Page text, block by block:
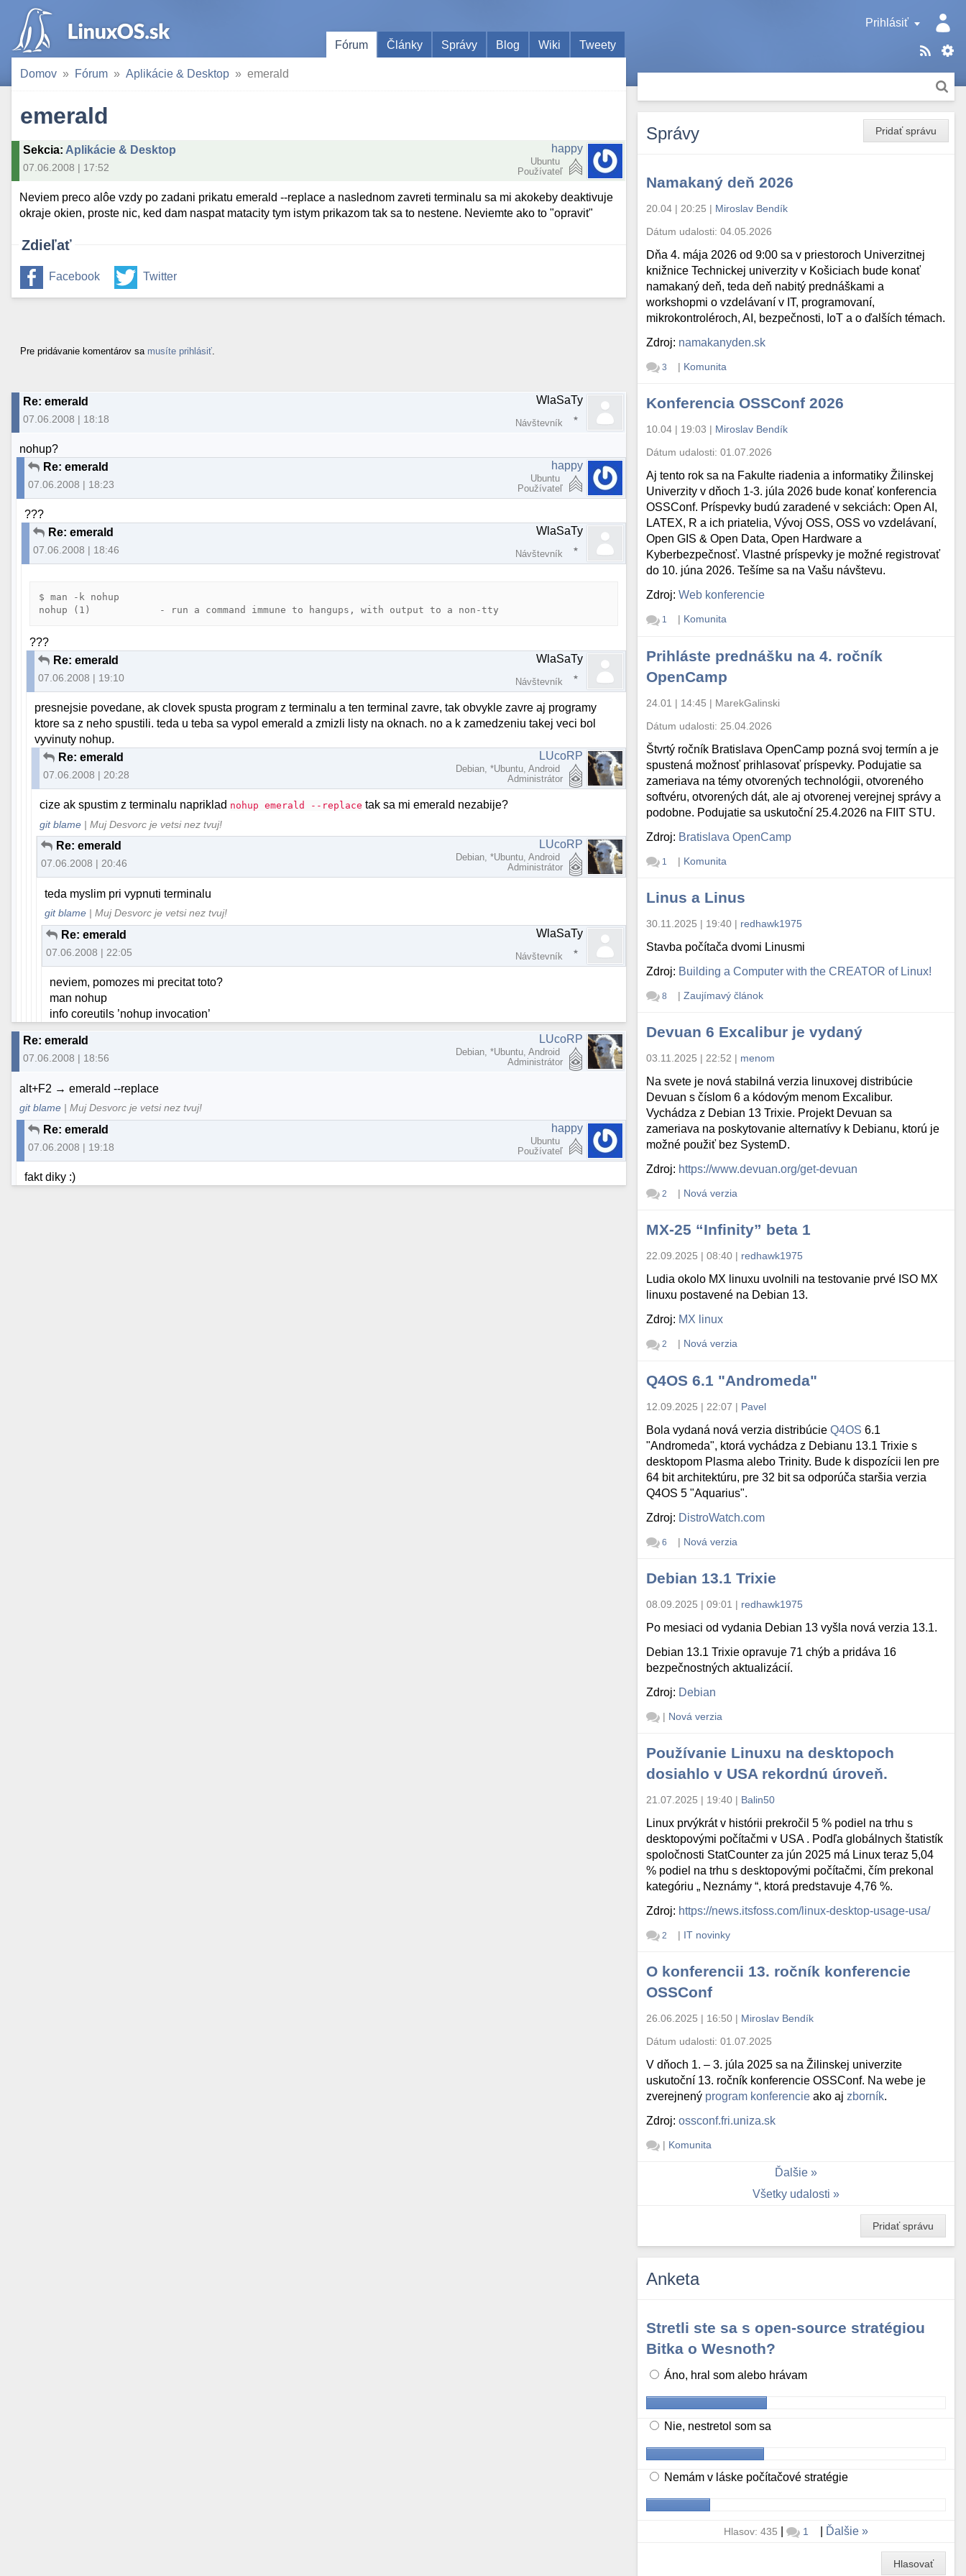
Prihlásiť
Fórum
Články Správy Blog Wiki Tweety
Domov Fórum Aplikácie & Desktop emerald
emerald
Sekcia: Aplikácie & Desktop
07.06.2008 | 17:52
happy
Ubuntu
Používateľ
Neviem preco alôe vzdy po zadani prikatu emerald --replace a naslednom zavreti terminalu sa mi akokeby deaktivuje
okraje okien, proste nic, ked dam naspat matacity tym istym prikazom tak sa to nestene. Neviemte ako to "opravit"
Zdieľať
Facebook Twitter
Pre pridávanie komentárov sa musíte prihlásiť
Re: emerald
07.06.2008 | 18:18
WlaSaTy
Návštevník
nohup?
Re: emerald
07.06.2008 | 18:23
happy
Ubuntu
Používateľ
???
Re: emerald
07.06.2008 | 18:46
WlaSaTy
Návštevník
$ man -k nohup
???
Re: emerald
07.06.2008 | 19:10
WlaSaTy
Návštevník
presnejsie povedane, ak clovek spusta program z terminalu a ten terminal zavre, tak obvykle zavre aj programy
ktore sa z neho spustili. teda u teba sa vypol emerald a zmizli listy na oknach. no a k zamedzeniu takej veci bol
vyvinuty nohup.
Re: emerald
07.06.2008 | 20:28
LUcoRP
Debian, *Ubuntu, Android
Administrátor
cize ak spustim z terminalu napriklad nohup emerald --replace tak sa mi emerald nezabije?
git blame | Muj Desvorc je vetsi nez tvuj!
Re: emerald
07.06.2008 | 20:46
LUcoRP
Debian, *Ubuntu, Android
Administrátor
teda myslim pri vypnuti terminalu
git blame | Muj Desvorc je vetsi nez tvuj!
Re: emerald
07.06.2008 | 22:05
WlaSaTy
Návštevník
neviem, pomozes mi precitat toto?
man nohup
info coreutils ’nohup invocation’
Re: emerald
07.06.2008 | 18:56
LUcoRP
Debian, *Ubuntu, Android
Administrátor
alt+F2 → emerald --replace
git blame | Muj Desvorc je vetsi nez tvuj!
Re: emerald
07.06.2008 | 19:18
happy
Ubuntu
Používateľ
fakt diky :)
Pridať správu
Správy
Namakaný deň 2026
20.04 | 20:25 | Miroslav Bendík
Dátum udalosti:04.05.2026
Dňa 4. mája 2026 od 9:00 sa v priestoroch Univerzitnej
knižnice Technickej univerzity v Košiciach bude konať
namakaný deň, teda deň nabitý prednáškami a
workshopmi o vzdelávaní v IT, programovaní,
mikrokontroléroch, AI, bezpečnosti, IoT a o ďalších témach.
Zdroj: namakanyden.sk
3 | Komunita
Konferencia OSSConf 2026
10.04 | 19:03 | Miroslav Bendík
Dátum udalosti:01.07.2026
Aj tento rok sa na Fakulte riadenia a informatiky Žilinskej
Univerzity v dňoch 1-3. júla 2026 bude konať konferencia
OSSConf. Príspevky budú zaradené v sekciách: Open AI,
LATEX, R a ich priatelia, Vývoj OSS, OSS vo vzdelávaní,
Open GIS & Open Data, Open Hardware a
Kyberbezpečnosť. Vlastné príspevky je možné registrovať
do 10. júna 2026. Tešíme sa na Vašu návštevu.
Zdroj:Web konferencie
1 | Komunita
Prihláste prednášku na 4. ročník
OpenCamp
24.01 | 14:45 | MarekGalinski
Dátum udalosti: 25.04.2026
Štvrtý ročník Bratislava OpenCamp pozná svoj termín a je
spustená možnosť prihlasovať príspevky. Podujatie sa
zameriava na témy otvorených technológii, otvoreného
softvéru, otvorených dát, ale aj otvorenej verejnej správy a
podobne. Podujatie sa uskutoční 25.4.2026 na FIIT STU.
Zdroj: Bratislava OpenCamp
1 | Komunita
Linus a Linus
30.11.2025 | 19:40 | redhawk1975
Stavba počítača dvomi Linusmi
Zdroj: Building a Computer with the CREATOR of Linux!
8 | Zaujímavý článok
Devuan 6 Excalibur je vydaný
03.11.2025 | 22:52 | menom
Na svete je nová stabilná verzia linuxovej distribúcie
Devuan s číslom 6 a kódovým menom Excalibur.
Vychádza z Debian 13 Trixie. Projekt Devuan sa
zameriava na poskytovanie alternatívy k Debianu, ktorú je
možné použiť bez SystemD.
Zdroj: https://www.devuan.org/get-devuan
2 | Nová verzia
MX-25 “Infinity” beta 1
22.09.2025 | 08:40 | redhawk1975
Ludia okolo MX linuxu uvolnili na testovanie prvé ISO MX
linuxu postavené na Debian 13.
Zdroj: MX linux
2 | Nová verzia
Q4OS 6.1 "Andromeda"
12.09.2025 | 22:07 | Pavel
Bola vydaná nová verzia distribúcieQ4OS 6.1
"Andromeda", ktorá vychádza z Debianu 13.1 Trixie s
desktopom Plasma alebo Trinity. Bude k dispozícii len pre
64 bit architektúru, pre 32 bit sa odporúča staršia verzia
Q4OS 5 "Aquarius".
Zdroj: DistroWatch.com
6 | Nová verzia
Debian 13.1 Trixie
08.09.2025 | 09:01 | redhawk1975
Po mesiaci od vydania Debian 13 vyšla nová verzia 13.1.
Debian 13.1 Trixie opravuje 71 chýb a pridáva 16
bezpečnostných aktualizácií.
Zdroj: Debian
| Nová verzia
Používanie Linuxu na desktopoch
dosiahlo v USA rekordnú úroveň.
21.07.2025 | 19:40 | Balin50
Linux prvýkrát v histórii prekročil 5 % podiel na trhu s
desktopovými počítačmi v USA . Podľa globálnych štatistík
spoločnosti StatCounter za jún 2025 má Linux teraz 5,04
% podiel na trhu s desktopovými počítačmi, čím prekonal
kategóriu „ Neznámy “, ktorá predstavuje 4,76 %.
Zdroj: https://news.itsfoss.com/linux-desktop-usage-usa/
2 | IT novinky
O konferencii 13. ročník konferencie
OSSConf
26.06.2025 | 16:50 | Miroslav Bendík
Dátum udalosti:01.07.2025
V dňoch 1. – 3. júla 2025 sa na Žilinskej univerzite
uskutoční 13. ročník konferencie OSSConf. Na webe je
zverejnený program konferencie ako aj zborník.
Zdroj:ossconf.fri.uniza.sk
| Komunita
Ďalšie
Všetky udalosti
Pridať správu
Anketa
Stretli ste sa s open-source stratégiou
Bitka o Wesnoth?
Áno, hral som alebo hrávam
Nie, nestretol som sa
Nemám v láske počítačové stratégie
Hlasov: 435 | 1 Ďalšie
Hlasovať